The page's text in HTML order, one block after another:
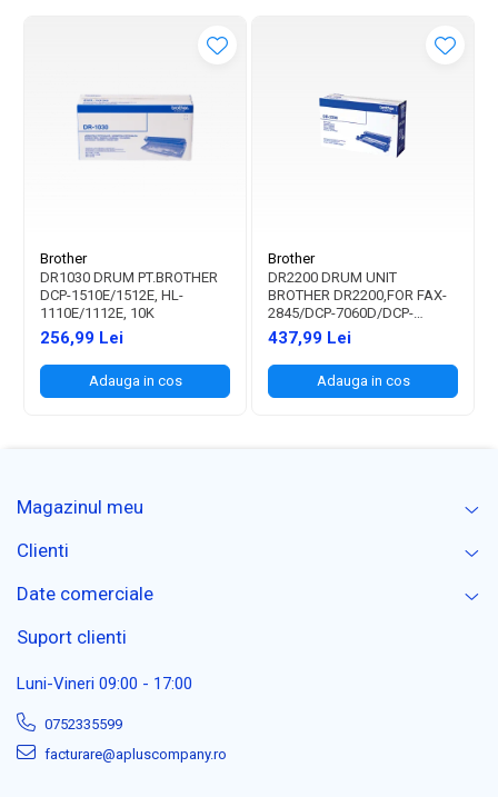
Brother
DR1030 DRUM PT.BROTHER
DCP-1510E/1512E, HL-
1110E/1112E, 10K
256,99 Lei
Adauga in cos
Brother
DR2200 DRUM UNIT
BROTHER DR2200,FOR FAX-
2845/DCP-7060D/DCP-
7065DN/DCP-7070DW/DCP-
7055/DCP7055W/HL2240D/
2135W 12K
437,99 Lei
Adauga in cos
Magazinul meu
Clienti
Date comerciale
Suport clienti
Luni-Vineri 09:00 - 17:00
0752335599
facturare@apluscompany.ro